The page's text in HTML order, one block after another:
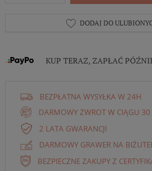
DODAJ DO
KUP TERAZ, ZAPŁAĆ
BEZPŁATNA WYSYŁKA W 24H
DARMOWY ZWROT W CIĄGU
2 LATA GWARANCJI
DARMOWY GRAWER NA
BEZPIECZNE ZAKUPY Z